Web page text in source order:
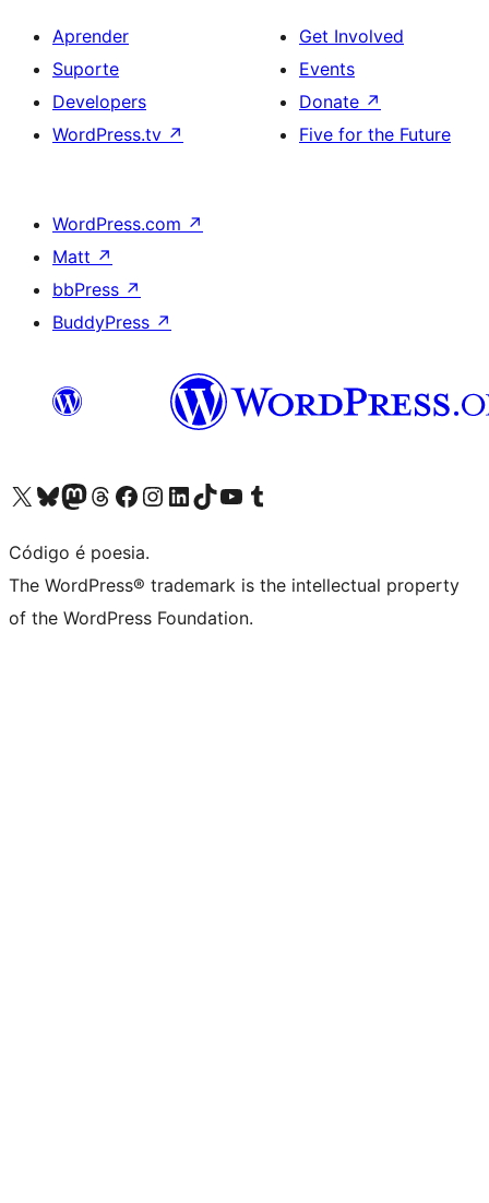
Aprender
Suporte
Developers
WordPress.tv ↗
Get Involved
Events
Donate ↗
Five for the Future
WordPress.com ↗
Matt ↗
bbPress ↗
BuddyPress ↗
Visite a nossa conta X (antigo Twitter)
Visit our Bluesky account
Visit our Mastodon account
Visit our Threads account
Visite a nossa página do Facebook
Visite a nossa conta no Instagram
Visite a nossa conta no LinkedIn
Visit our TikTok account
Visit our YouTube channel
Visit our Tumblr account
Código é poesia.
The WordPress® trademark is the intellectual property
of the WordPress Foundation.